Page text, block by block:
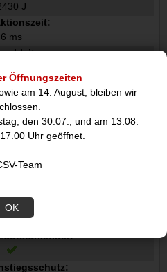
Öffnungszeiten
am 14. August, bleiben wir
den 30.07., und am 13.08.
Uhr geöffnet.
Team
OK
J
6 ms
Phasen:
1
Phasen:
1
Leistungsfaktor:
1
Aus EPO: